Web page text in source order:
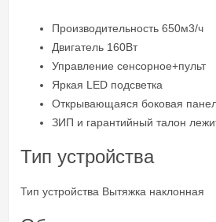
Производительность 650м3/ч
Двигатель 160Вт
Управление сенсорное+пульт
Яркая LED подсветка
Открывающаяся боковая
ЗИП и гарантийный талон
Тип устройства
Тип устройства Вытяжка наклонная